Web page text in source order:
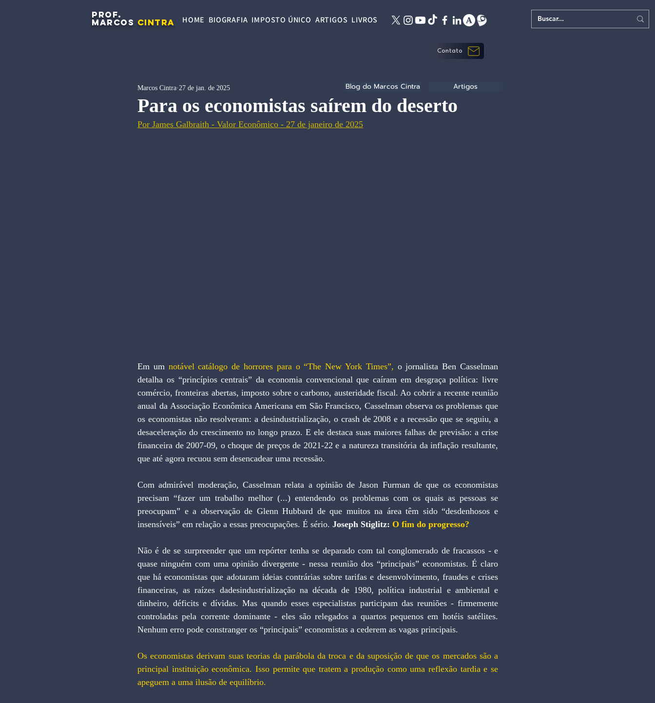
PROF.
MARCOS CINTRA HOME BIOGRAFIA IMPOSTO ÚNICO ARTIGOS LIVROS
Contato
Para os economistas saírem do deserto
Marcos Cintra 27 de jan. de 2025
Por James Galbraith - Valor Econômico - 27 de janeiro de 2025
Em um notável catálogo de horrores para o “The New York Times”, o jornalista Ben Casselman
detalha os “princípios centrais” da economia convencional que caíram em desgraça política: livre
comércio, fronteiras abertas, imposto sobre o carbono, austeridade fiscal. Ao cobrir a recente reunião
anual da Associação Econômica Americana em São Francisco, Casselman observa os problemas que
os economistas não resolveram: a desindustrialização, o crash de 2008 e a recessão que se seguiu, a
desaceleração do crescimento no longo prazo. E ele destaca suas maiores falhas de previsão: a crise
financeira de 2007-09, o choque de preços de 2021-22 e a natureza transitória da inflação resultante,
que até agora recuou sem desencadear uma recessão.
Com admirável moderação, Casselman relata a opinião de Jason Furman de que os economistas
precisam “fazer um trabalho melhor (...) entendendo os problemas com os quais as pessoas se
preocupam” e a observação de Glenn Hubbard de que muitos na área têm sido “desdenhosos e
insensíveis” em relação a essas preocupações. É sério. Joseph Stiglitz: O fim do progresso?
Não é de se surpreender que um repórter tenha se deparado com tal conglomerado de fracassos - e
quase ninguém com uma opinião divergente - nessa reunião dos “principais” economistas. É claro
que há economistas que adotaram ideias contrárias sobre tarifas e desenvolvimento, fraudes e crises
financeiras, as raízes dadesindustrialização na década de 1980, política industrial e ambiental e
dinheiro, déficits e dívidas. Mas quando esses especialistas participam das reuniões - firmemente
controladas pela corrente dominante - eles são relegados a quartos pequenos em hotéis satélites.
Nenhum erro pode constranger os “principais” economistas a cederem as vagas principais.
Os economistas derivam suas teorias da parábola da troca e da suposição de que os mercados são a
principal instituição econômica. Isso permite que tratem a produção como uma reflexão tardia e se
apeguem a uma ilusão de equilíbrio.
Blog do Marcos Cintra Artigos